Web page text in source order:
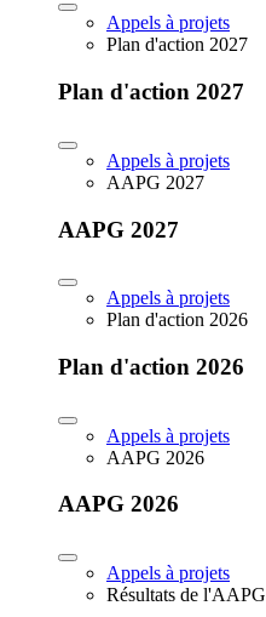
Appels à projets
Plan d'action 2027
Plan d'action 2027
Appels à projets
AAPG 2027
AAPG 2027
Appels à projets
Plan d'action 2026
Plan d'action 2026
Appels à projets
AAPG 2026
AAPG 2026
Appels à projets
Résultats de l'AAPG